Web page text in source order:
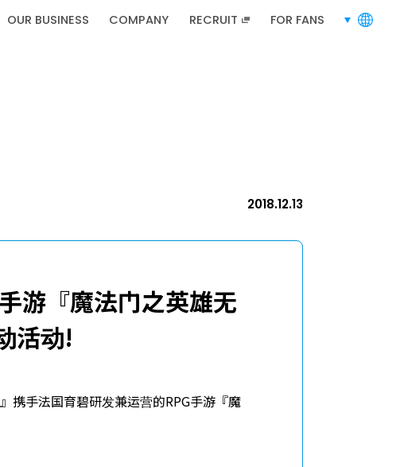
OUR BUSINESS COMPANY RECRUIT FOR FANS languages
网站地图 隐私政策
2018.12.13
游『魔法门之英雄无
活动!
携手法国育碧研发兼运营的RPG手游『魔